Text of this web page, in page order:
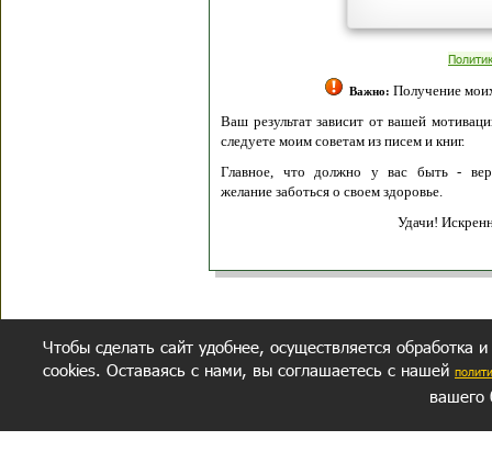
Важно: Получение
Ваш результат зависит от вашей
следуете моим советам из писем и книг.
Главное, что должно у вас быть -
желание заботься о своем здоровье.
Удачи!
Чтобы сделать сайт удобнее, осуществляется обработка
cookies. Оставаясь с нами, вы соглашаетесь с нашей
вашего